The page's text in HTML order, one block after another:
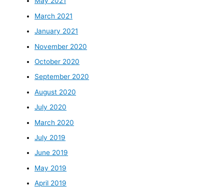
March 2021
January 2021
November 2020
October 2020
September 2020
August 2020
July 2020
March 2020
July 2019
June 2019
May 2019
April 2019